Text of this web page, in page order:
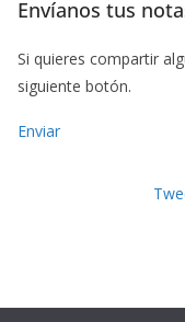
Envíanos tus
Si quieres compartir
siguiente botón.
Enviar